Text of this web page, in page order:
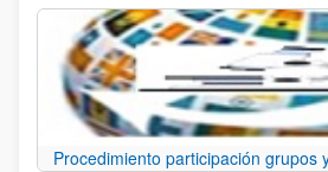
Procedimiento participación grupos